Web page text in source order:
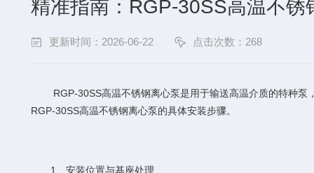
精准指南：RGP-30SS高温不
更新时间：2026-06-22 点击次数：268
RGP-30SS高温不锈钢离心泵是用于输送高温介质的特种泵，
RGP-30SS高温不锈钢离心泵的具体安装步骤。
1、安装位置与基座处理